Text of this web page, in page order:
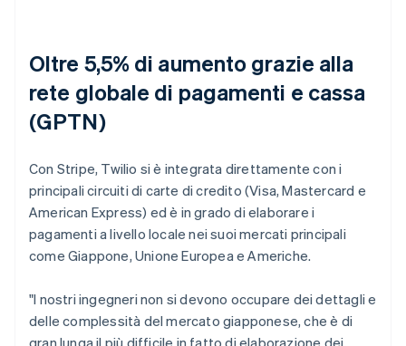
Oltre 5,5% di aumento grazie alla
rete globale di pagamenti e cassa
(GPTN)
Con Stripe, Twilio si è integrata direttamente con i
principali circuiti di carte di credito (Visa, Mastercard e
American Express) ed è in grado di elaborare i
pagamenti a livello locale nei suoi mercati principali
come Giappone, Unione Europea e Americhe.
"I nostri ingegneri non si devono occupare dei dettagli e
delle complessità del mercato giapponese, che è di
gran lunga il più difficile in fatto di elaborazione dei